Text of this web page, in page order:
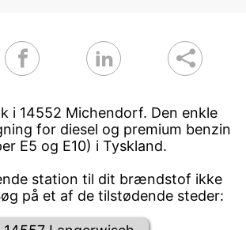
i 14552 Michendorf. Den enkle
for diesel og premium benzin
E5 og E10) i Tyskland.
station til dit brændstof ikke
på et af de tilstødende steder: